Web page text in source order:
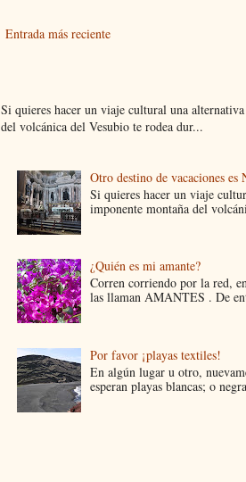
Entrada más reciente
Si quieres hacer un viaje cultural una
del volcánica del Vesubio te rodea dur...
Otro destino de vacaciones es
Si quieres hacer un viaje
imponente montaña del
¿Quién es mi amante?
Corren corriendo por la red,
las llaman AMANTES . De
Por favor ¡playas textiles!
En algún lugar u otro,
esperan playas blancas; o